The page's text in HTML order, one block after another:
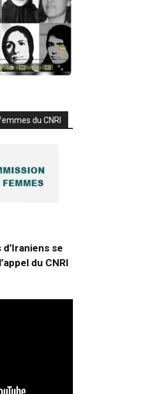
du CNRI
se
du CNRI